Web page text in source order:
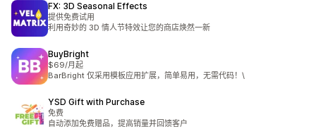
FX: 3D Seasonal Effects
提供免费试用
利用奇妙的 3D 情人节特效让您的商店焕然一新
BuyBright
$69/月起
BarBright 仅采用模板应用扩展，简单易用，无需代码！\
YSD Gift with Purchase
免费
自动添加免费赠品，提高销量并回馈客户